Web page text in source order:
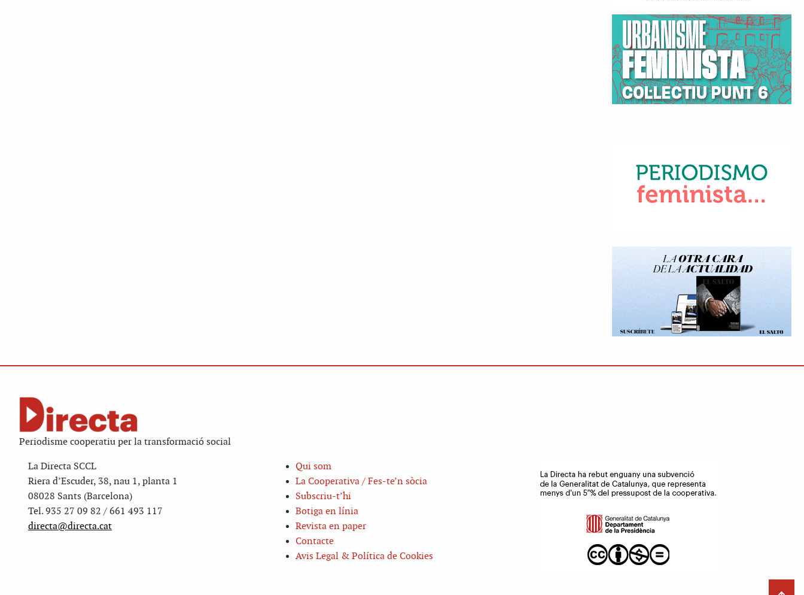
Periodisme cooperatiu per la transformació social
La Directa SCCL
Riera d’Escuder, 38, nau 1, planta 1
08028 Sants (Barcelona)
Tel. 935 27 09 82 / 661 493 117
directa@directa.cat
Qui som
La Cooperativa / Fes-te’n sòcia
Subscriu-t’hi
Botiga en línia
Revista en paper
Contacte
Avis Legal & Política de Cookies